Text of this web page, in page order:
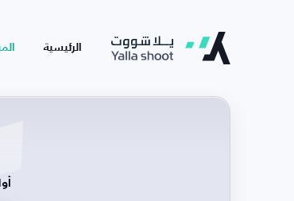
الرئيسية